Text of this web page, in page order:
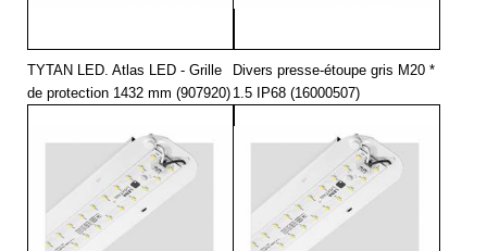
TYTAN LED. Atlas LED - Grille
de protection 1432 mm (907920)
Divers presse-étoupe gris M20 *
1.5 IP68 (16000507)